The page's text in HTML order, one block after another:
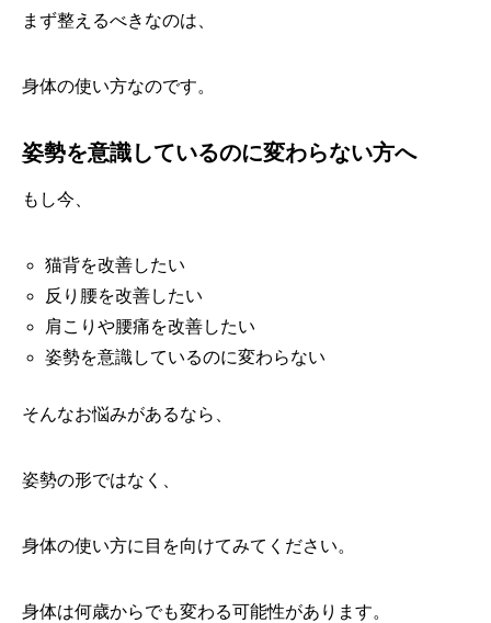
まず整えるべきなのは、
身体の使い方なのです。
姿勢を意識しているのに変わらない方へ
もし今、
猫背を改善したい
反り腰を改善したい
肩こりや腰痛を改善したい
姿勢を意識しているのに変わらない
そんなお悩みがあるなら、
姿勢の形ではなく、
身体の使い方に目を向けてみてください。
身体は何歳からでも変わる可能性があります。